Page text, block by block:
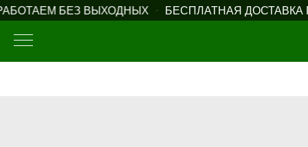
БЕЗ ВЫХОДНЫХ БЕСПЛАТНАЯ ДОСТАВКА